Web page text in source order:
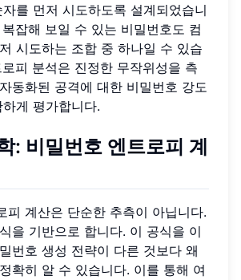
를 먼저 시도하도록 설계되었습니
잡해 보일 수 있는 비밀번호도 컴
시도하는 조합 중 하나일 수 있습
피 분석은 진정한 무작위성을 측
동화된 공격에 대한 비밀번호 강도
게 평가합니다.
: 비밀번호 엔트로피 계
피 계산은 단순한 추측이 아닙니다.
을 기반으로 합니다. 이 공식을 이
번호 생성 전략이 다른 것보다 왜
확히 알 수 있습니다. 이를 통해 여